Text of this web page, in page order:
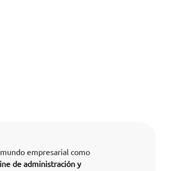
empresarial como
de administración y